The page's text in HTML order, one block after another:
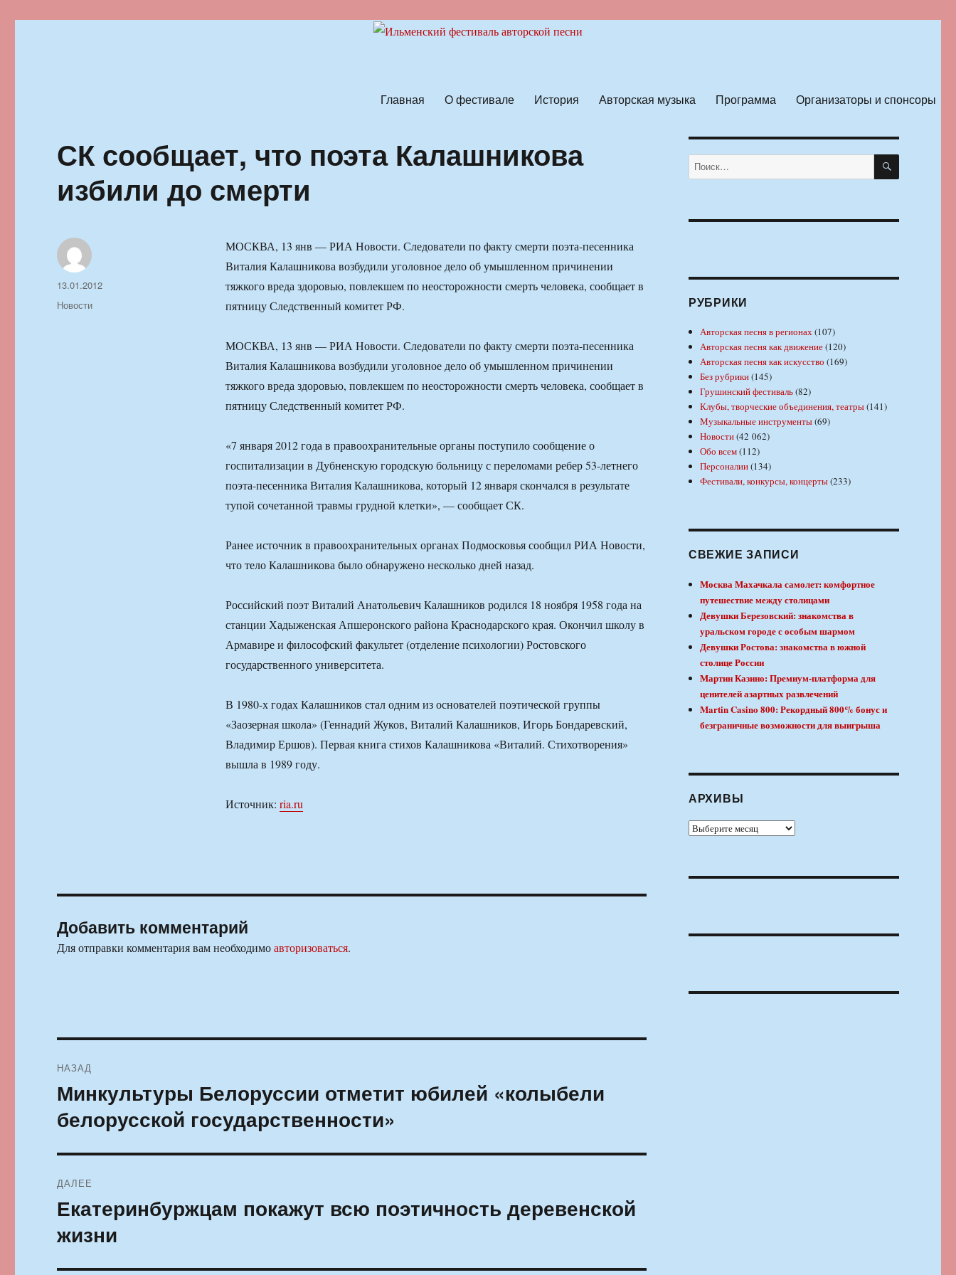
Главная О фестивале История Авторская музыка Программа Организаторы и спонсоры
СК сообщает, что поэта Калашникова
избили до смерти
МОСКВА, 13 янв — РИА Новости. Следователи по факту смерти поэта-песенника
Виталия Калашникова возбудили уголовное дело об умышленном причинении
тяжкого вреда здоровью, повлекшем по неосторожности смерть человека, сообщает в
пятницу Следственный комитет РФ.
МОСКВА, 13 янв — РИА Новости. Следователи по факту смерти поэта-песенника
Виталия Калашникова возбудили уголовное дело об умышленном причинении
тяжкого вреда здоровью, повлекшем по неосторожности смерть человека, сообщает в
пятницу Следственный комитет РФ.
«7 января 2012 года в правоохранительные органы поступило сообщение о
госпитализации в Дубненскую городскую больницу с переломами ребер 53-летнего
поэта-песенника Виталия Калашникова, который 12 января скончался в результате
тупой сочетанной травмы грудной клетки», — сообщает СК.
Ранее источник в правоохранительных органах Подмосковья сообщил РИА Новости,
что тело Калашникова было обнаружено несколько дней назад.
Российский поэт Виталий Анатольевич Калашников родился 18 ноября 1958 года на
станции Хадыженская Апшеронского района Краснодарского края. Окончил школу в
Армавире и философский факультет (отделение психологии) Ростовского
государственного университета.
В 1980-х годах Калашников стал одним из основателей поэтической группы
«Заозерная школа» (Геннадий Жуков, Виталий Калашников, Игорь Бондаревский,
Владимир Ершов). Первая книга стихов Калашникова «Виталий. Стихотворения»
вышла в 1989 году.
Источник: ria.ru
Автор
Опубликовано
13.01.2012
Рубрики
Новости
Добавить комментарий
Для отправки комментария вам необходимоавторизоваться.
по
записям
НАЗАД
Предыдущая
запись:
Минкультуры Белоруссии отметит юбилей «колыбели
белорусской государственности»
ДАЛЕЕ
Следующая
Екатеринбуржцам покажут всю поэтичность деревенской
жизни
Искать: ПОИСК
РУБРИКИ
Авторская песня в регионах(107)
Авторская песня как движение(120)
Авторская песня как искусство (169)
Без рубрики(145)
Грушинский фестиваль(82)
Клубы, творческие объединения, театры(141)
Музыкальные инструменты(69)
Новости(42 062)
Обо всем(112)
Персоналии(134)
Фестивали, конкурсы, концерты(233)
СВЕЖИЕ ЗАПИСИ
Москва Махачкала самолет: комфортное
путешествие между столицами
Девушки Березовский: знакомства в
уральском городе с особым шармом
Девушки Ростова: знакомства в южной
столице России
Мартин Казино: Премиум-платформа для
ценителей азартных развлечений
Martin Casino 800: Рекордный 800% бонус и
безграничные возможности для выигрыша
АРХИВЫ
Архивы